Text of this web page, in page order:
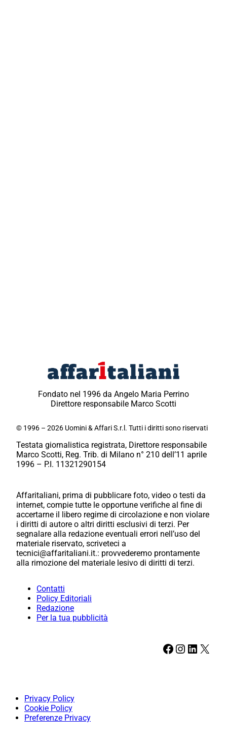
Fondato nel 1996 da Angelo Maria Perrino
Direttore responsabile Marco Scotti
© 1996 – 2026 Uomini & Affari S.r.l. Tutti i diritti sono riservati
Testata giornalistica registrata, Direttore responsabile
Marco Scotti, Reg. Trib. di Milano n° 210 dell’11 aprile
1996 – P.I. 11321290154
Affaritaliani, prima di pubblicare foto, video o testi da
internet, compie tutte le opportune verifiche al fine di
accertarne il libero regime di circolazione e non violare
i diritti di autore o altri diritti esclusivi di terzi. Per
segnalare alla redazione eventuali errori nell’uso del
materiale riservato, scriveteci a
tecnici@affaritaliani.it.: provvederemo prontamente
alla rimozione del materiale lesivo di diritti di terzi.
Contatti
Policy Editoriali
Redazione
Per la tua pubblicità
Facebook Instagram LinkedIn X
Privacy Policy
Cookie Policy
Preferenze Privacy